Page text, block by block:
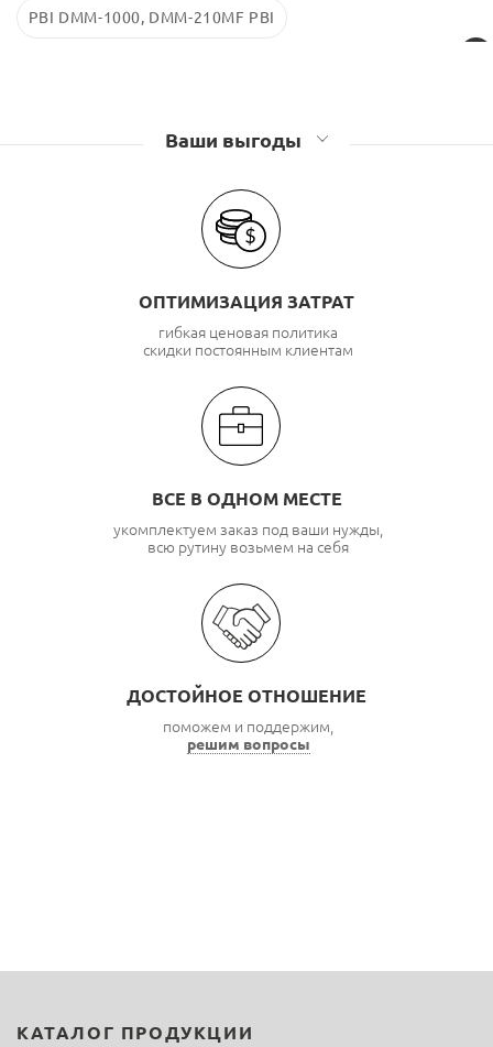
PBI DMM-1000, DMM-210MF PBI
Ваши выгоды
ОПТИМИЗАЦИЯ ЗАТРАТ
гибкая ценовая политика
скидки постоянным клиентам
ВСЕ В ОДНОМ МЕСТЕ
укомплектуем заказ под ваши нужды,
всю рутину возьмем на себя
ДОСТОЙНОЕ ОТНОШЕНИЕ
поможем и поддержим,
решим вопросы
КАТАЛОГ ПРОДУКЦИИ